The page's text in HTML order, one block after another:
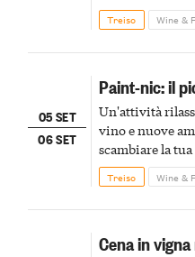
Treiso Wine &
05 SET
06 SET
Paint-nic: il
Un'attività
vino e nuove
scambiare la
Treiso Wine &
Cena in